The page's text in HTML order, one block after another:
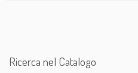
Ricerca nel Catalogo